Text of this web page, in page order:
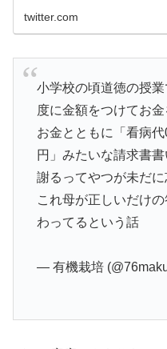
twitter.com
小学校の頃道徳の授
度に金額をつけてお
お金とともに「看病
円」みたいな請求書
謝るってやつが未だに
これ母が正しいだけ
わってるという話
— 有機栽培